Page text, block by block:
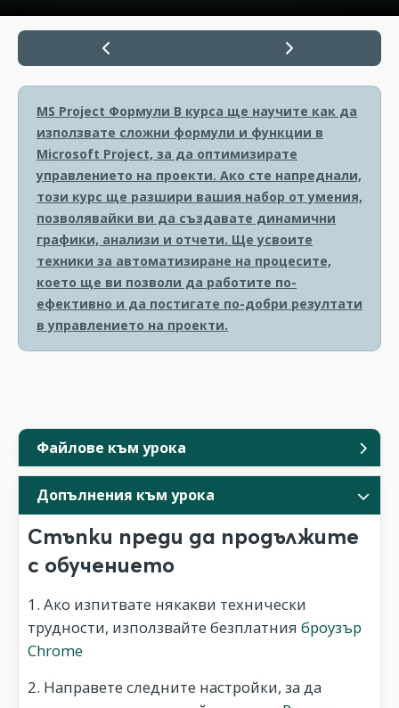
Файлове към урока
Допълнения към урока
Стъпки преди да продължите
с обучението
1. Ако изпитвате някакви технически
трудности, използвайте безплатния броузър
Chrome
2. Направете следните настройки, за да
MS Project Формули В курса ще научите как да
използвате сложни формули и функции в
Microsoft Project, за да оптимизирате
управлението на проекти. Ако сте напреднали,
този курс ще разшири вашия набор от умения,
позволявайки ви да създавате динамични
графики, анализи и отчети. Ще усвоите
техники за автоматизиране на процесите,
което ще ви позволи да работите по-
ефективно и да постигате по-добри резултати
в управлението на проекти.